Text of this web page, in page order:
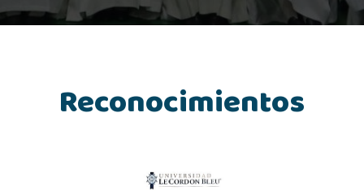
Reconocimientos